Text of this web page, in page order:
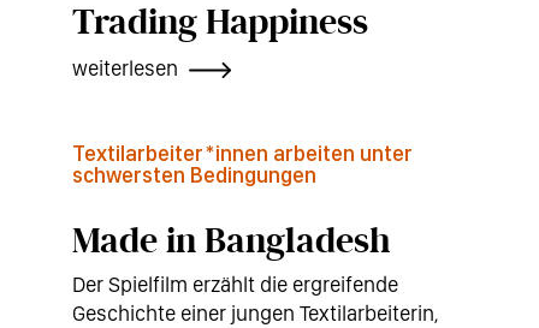
Trading Happiness
weiterlesen
Textilarbeiter*innen arbeiten unter
schwersten Bedingungen
Made in Bangladesh
Der Spielfilm erzählt die ergreifende
Geschichte einer jungen Textilarbeiterin,